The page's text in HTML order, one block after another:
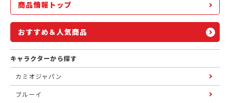
商品情報トップ
おすすめ＆人気商品
キャラクターから探す
カミオジャパン
ブルーイ